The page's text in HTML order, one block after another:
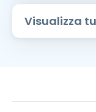
Visualizza